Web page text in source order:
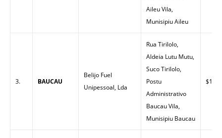
Aileu Vila,
Munisipiu Aileu
3. BAUCAU
Belijo Fuel
Unipessoal, Lda
Rua Tirilolo,
Aldeia Lutu Mutu,
Suco Tirilolo,
Postu
Administrativo
Baucau Vila,
Munisipiu Baucau
$1.45